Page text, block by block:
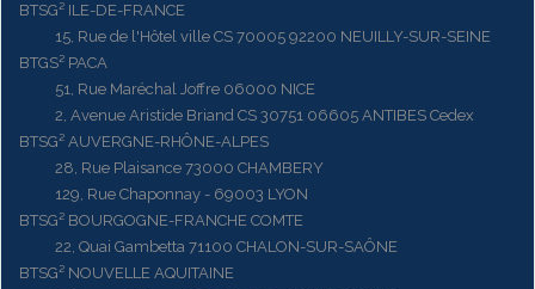
BTSG² ILE-DE-FRANCE
15, Rue de l'Hôtel ville CS 70005 92200 NEUILLY-SUR-SEINE
BTGS² PACA
51, Rue Maréchal Joffre 06000 NICE
2, Avenue Aristide Briand CS 30751 06605 ANTIBES Cedex
BTSG² AUVERGNE-RHÔNE-ALPES
28, Rue Plaisance 73000 CHAMBERY
129, Rue Chaponnay - 69003 LYON
BTSG² BOURGOGNE-FRANCHE COMTE
22, Quai Gambetta 71100 CHALON-SUR-SAÔNE
BTSG² NOUVELLE AQUITAINE